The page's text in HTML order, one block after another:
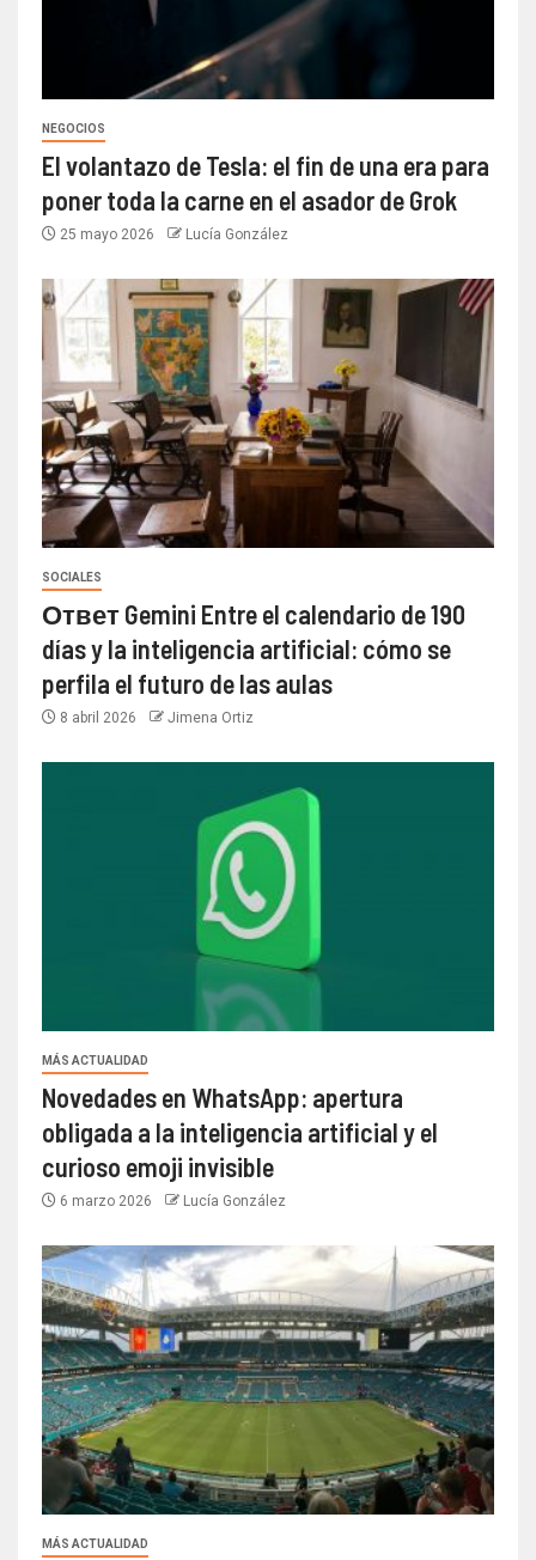
NEGOCIOS
El volantazo de Tesla: el fin de una era para
poner toda la carne en el asador de Grok
25 mayo 2026 Lucía González
SOCIALES
Ответ Gemini Entre el calendario de 190
días y la inteligencia artificial: cómo se
perfila el futuro de las aulas
8 abril 2026 Jimena Ortiz
MÁS ACTUALIDAD
Novedades en WhatsApp: apertura
obligada a la inteligencia artificial y el
curioso emoji invisible
6 marzo 2026 Lucía González
MÁS ACTUALIDAD